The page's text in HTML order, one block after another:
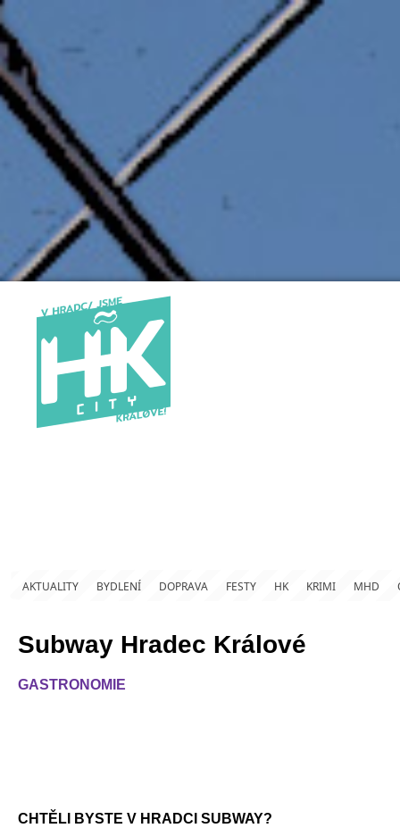
AKTUALITY BYDLENÍ DOPRAVA FESTY HK KRIMI MHD
Subway Hradec Králové
GASTRONOMIE
CHTĚLI BYSTE V HRADCI SUBWAY?